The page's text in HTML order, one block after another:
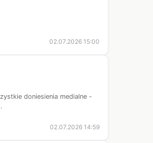
02.07.2026 15:00
doniesienia medialne -
02.07.2026 14:59